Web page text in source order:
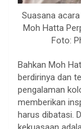
Suasana
Moh Hatta
Foto:
Bahkan Moh
berdirinya dan
pengalaman
memberikan
harus dibatasi.